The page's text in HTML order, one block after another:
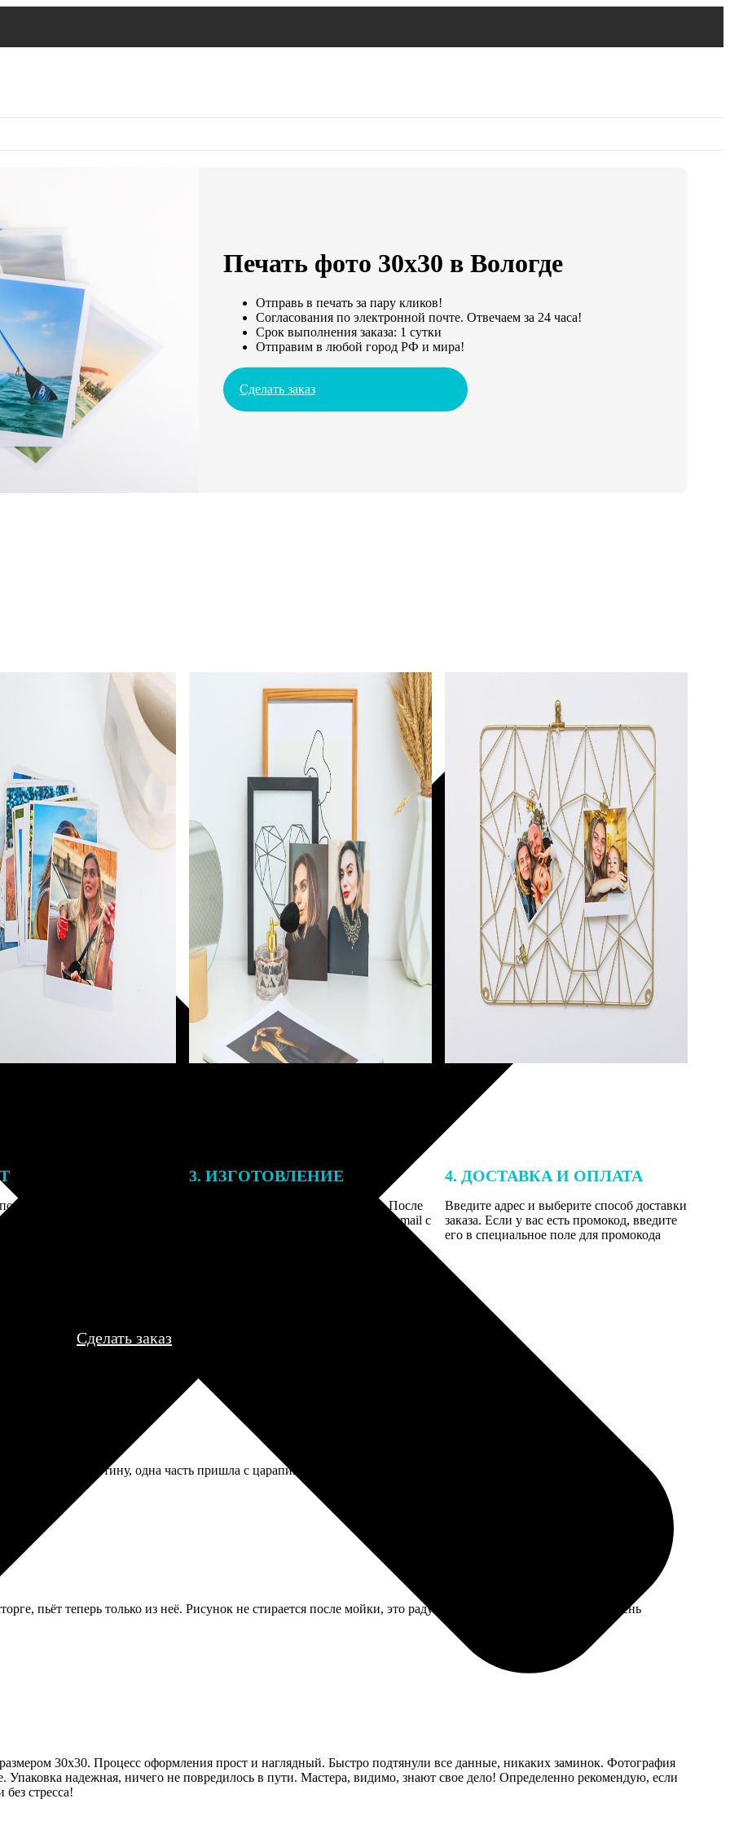
Печать фото 30х30 в Вологде
Отправь в печать за пару кликов!
Согласования по электронной почте. Отвечаем за 24 часа!
Срок выполнения заказа: 1 сутки
Отправим в любой город РФ и мира!
Сделать заказ
заказа к печати
могут связаться с Вами
телефону или email для
деталей.
3. ИЗГОТОВЛЕНИЕ
Оплатите заказ банковской картой. После
оплаты получите подтверждение на email с
описанием заказа. Когда отправим заказ
4. ДОСТАВКА И ОПЛАТА
Введите адрес и выберите способ доставки
заказа. Если у вас есть промокод, введите
его в специальное поле для промокода
Сделать заказ
модульную картину, одна часть пришла с царапиной на краю. Переделали без вопросов, но время потерял.
пьёт теперь только из неё. Рисунок не стирается после мойки, это радует. Но ручка показалась мне не очень
30х30. Процесс оформления прост и наглядный. Быстро подтянули все данные, никаких заминок. Фотография
Упаковка надежная, ничего не повредилось в пути. Мастера, видимо, знают свое дело! Определенно рекомендую, если
стресса!